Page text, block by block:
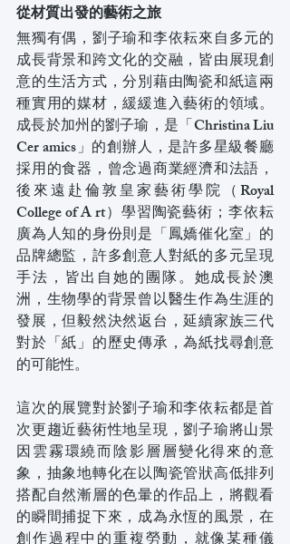
從材質出發的藝術之旅
無獨有偶，劉子瑜和李依耘來自多元的
成長背景和跨文化的交融，皆由展現創
意的生活方式，分別藉由陶瓷和紙這兩
種實用的媒材，緩緩進入藝術的領域。
成長於加州的劉子瑜，是「Christina Liu
Cer amics」的創辦人，是許多星級餐廳
採用的食器，曾念過商業經濟和法語，
後來遠赴倫敦皇家藝術學院（Royal
College of A rt）學習陶瓷藝術；李依耘
廣為人知的身份則是「鳳嬌催化室」的
品牌總監，許多創意人對紙的多元呈現
手法，皆出自她的團隊。她成長於澳
洲，生物學的背景曾以醫生作為生涯的
發展，但毅然決然返台，延續家族三代
對於「紙」的歷史傳承，為紙找尋創意
的可能性。
這次的展覽對於劉子瑜和李依耘都是首
次更趨近藝術性地呈現，劉子瑜將山景
因雲霧環繞而陰影層層變化得來的意
象，抽象地轉化在以陶瓷管狀高低排列
搭配自然漸層的色暈的作品上，將觀看
的瞬間捕捉下來，成為永恆的風景，在